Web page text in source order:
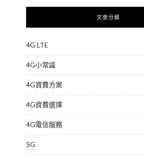
文章分類
4G LTE
4G小常識
4G資費方案
4G資費選擇
4G電信服務
5G